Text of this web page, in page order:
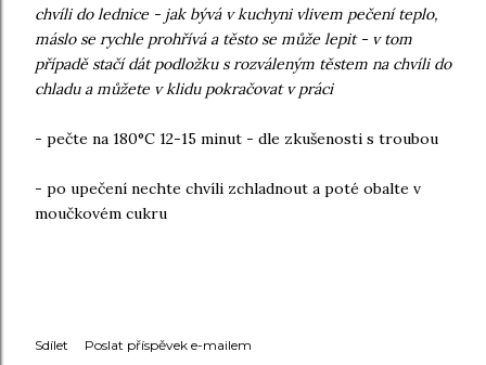
chvíli do lednice - jak bývá v kuchyni vlivem pečení teplo,
máslo se rychle prohřívá a těsto se může lepit - v tom
případě stačí dát podložku s rozváleným těstem na chvíli do
chladu a můžete v klidu pokračovat v práci
- pečte na 180°C 12-15 minut - dle zkušenosti s troubou
- po upečení nechte chvíli zchladnout a poté obalte v
moučkovém cukru
Sdílet
Poslat příspěvek e-mailem